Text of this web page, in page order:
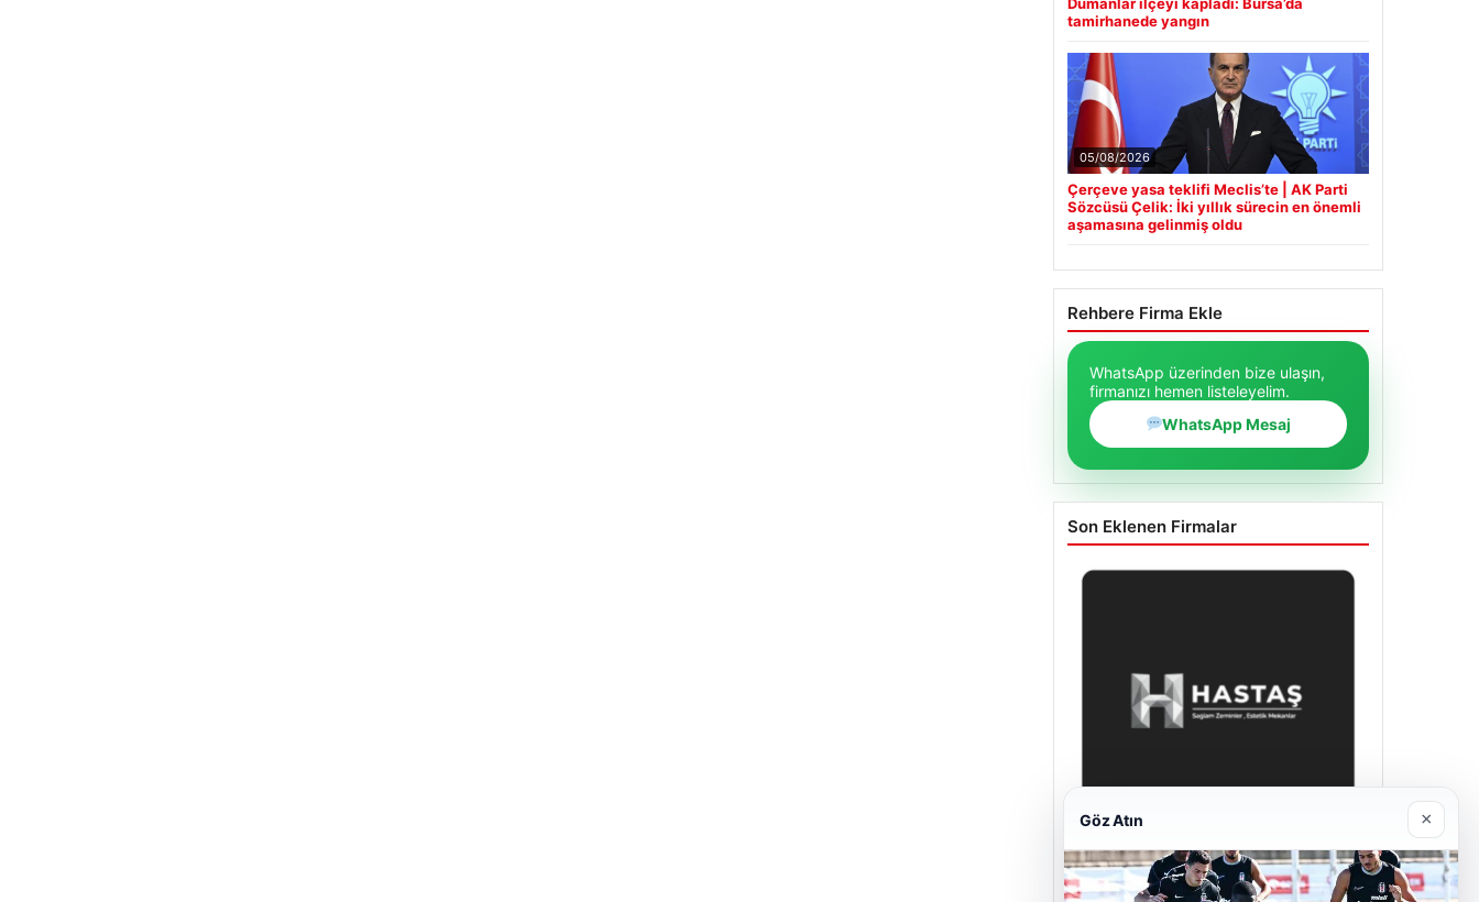
tamirhanede yangın
05/08/2026
Çerçeve yasa teklifi Meclis’te | AK Parti
Sözcüsü Çelik: İki yıllık sürecin en önemli
aşamasına gelinmiş oldu
Rehbere Firma Ekle
WhatsApp üzerinden bize ulaşın,
firmanızı hemen listeleyelim.
WhatsApp Mesaj
Son Eklenen Firmalar
Hastaş Beton
Göz Atın ×